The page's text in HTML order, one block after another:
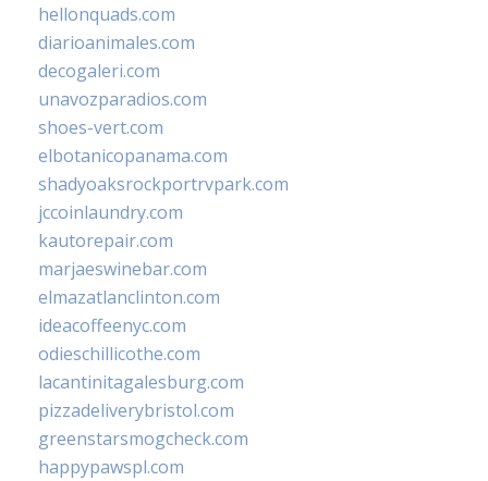
hellonquads.com
diarioanimales.com
decogaleri.com
unavozparadios.com
shoes-vert.com
elbotanicopanama.com
shadyoaksrockportrvpark.com
jccoinlaundry.com
kautorepair.com
marjaeswinebar.com
elmazatlanclinton.com
ideacoffeenyc.com
odieschillicothe.com
lacantinitagalesburg.com
pizzadeliverybristol.com
greenstarsmogcheck.com
happypawspl.com